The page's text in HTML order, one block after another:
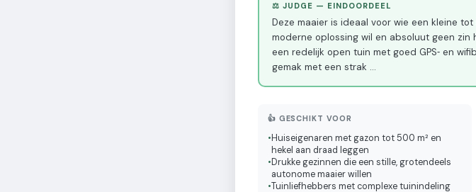
⚖️ JUDGE — EINDOORDEEL
Deze maaier is ideaal voor wie een kleine
moderne oplossing wil en absoluut geen
een redelijk open tuin met goed GPS‑ en
gemak met een strak …
👍 GESCHIKT VOOR
•Huiseigenaren met gazon tot 500 m² en
hekel aan draad leggen
•Drukke gezinnen die een stille, grotendeels
autonome maaier willen
•Tuinliefhebbers met complexe tuinindeling